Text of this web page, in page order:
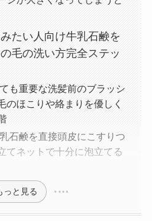
たい人向け牛乳石鹸を
毛の洗い方完全ステッ
も重要な洗髪前のブラッシ
のほこりや絡まりを優しく
石鹸を直接頭皮にこすりつ
てネットで十分に泡立てる
っと見る